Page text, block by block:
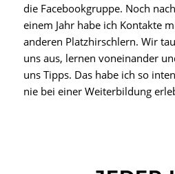
die Facebookgruppe. Noch
einem Jahr habe ich Kontakte
anderen Platzhirschlern. Wir
uns aus, lernen voneinander
uns Tipps. Das habe ich so
nie bei einer Weiterbildung